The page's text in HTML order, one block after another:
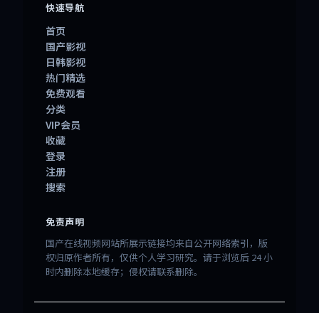
快速导航
首页
国产影视
日韩影视
热门精选
免费观看
分类
VIP会员
收藏
登录
注册
搜索
免责声明
国产在线视频网站所展示链接均来自公开网络索引，版
权归原作者所有，仅供个人学习研究。请于浏览后 24 小
时内删除本地缓存；侵权请联系删除。